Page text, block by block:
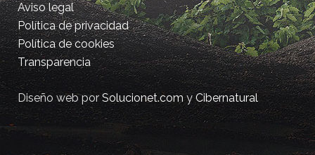
Aviso legal
Política de privacidad
Política de cookies
Transparencia
Diseño web porSolucionet.comyCibernatural